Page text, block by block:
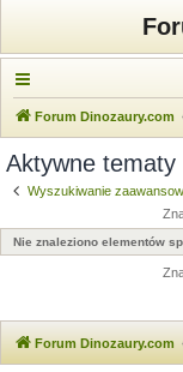
Forum Dinozaury.com
Aktywne tematy
Wyszukiwanie
Nie znaleziono elementów
Forum Dinozaury.com